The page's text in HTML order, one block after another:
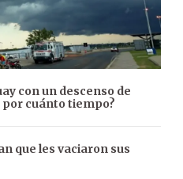
con un descenso de
por cuánto tiempo?
que les vaciaron sus